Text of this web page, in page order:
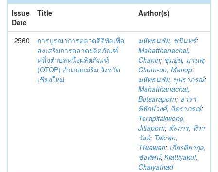
Issue
Date
Title Author(s)
2560
การบูรณาการตลาดดิจิทัลเพื่อ
ส่งเสริมการตลาดผลิตภัณฑ์
หนึ่งตำบลหนึ่งผลิตภัณฑ์
(OTOP) อำเภอแม่ริม จังหวัด
เชียงใหม่
มหัทธนชัย, ชนินทร์;
Mahatthanachai,
Chanin; ชุ่มอุ่น, มานพ;
Chum-un, Manop;
มหัทธนชัย, บุษราภรณ์;
Mahatthanachai,
Butsaraporn; ธารา
พิทักษ์วงศ์, จิตราภรณ์;
Tarapitakwong,
Jittaporn; ต๊ะการ, ทิวา
วัลย์; Takran,
Tiwawan; เกียรติยากุล,
ชัยทัศน์; Kiattiyakul,
Chaiyathad